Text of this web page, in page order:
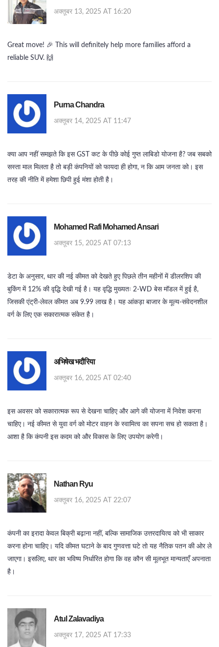
अक्तूबर 13, 2025 AT 16:20
Great move! 🎉 This will definitely help more families afford a
reliable SUV. 🙌
Purna Chandra
अक्तूबर 14, 2025 AT 11:47
क्या आप नहीं समझते कि इस GST कट के पीछे कोई गुप्त लाबिडो योजना है? जब सबको
सस्ता माल मिलता है तो बड़ी कंपनियों को फायदा ही होगा, न कि आम जनता को। इस
तरह की नीति में हमेशा छिपी हुई मंशा होती है।
Mohamed Rafi Mohamed Ansari
अक्तूबर 15, 2025 AT 07:13
डेटा के अनुसार, थार की नई कीमत को देखते हुए पिछले तीन महीनों में डीलरशिप की
बुकिंग में 12% की वृद्धि देखी गई है। यह वृद्धि मुख्यतः 2‑WD बेस मॉडल में हुई है,
जिसकी एंट्री‑लेवल कीमत अब 9.99 लाख है। यह आंकड़ा बाजार के मूल्य‑संवेदनशील
वर्ग के लिए एक सकारात्मक संकेत है।
अभिषेख भदौरिया
अक्तूबर 16, 2025 AT 02:40
इस अवसर को सकारात्मक रूप से देखना चाहिए और आगे की योजना में निवेश करना
चाहिए। नई कीमत से युवा वर्ग को मोटर वाहन के स्वामित्व का सपना सच हो सकता है।
आशा है कि कंपनी इस कदम को और विकास के लिए उपयोग करेगी।
Nathan Ryu
अक्तूबर 16, 2025 AT 22:07
कंपनी का इरादा केवल बिक्री बढ़ाना नहीं, बल्कि सामाजिक उत्तरदायित्व को भी साकार
करना होना चाहिए। यदि कीमत घटाने के बाद गुणवत्ता घटे तो यह नैतिक पतन की ओर ले
जाएगा। इसलिए, थार का भविष्य निर्धारित होगा कि वह कौन सी मूलभूत मान्यताएँ अपनाता
है।
Atul Zalavadiya
अक्तूबर 17, 2025 AT 17:33